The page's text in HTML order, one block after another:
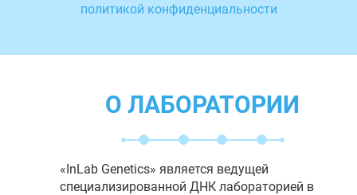
политикой конфиденциальности
О ЛАБОРАТОРИИ
«InLab Genetics» является ведущей
специализированной ДНК лабораторией в